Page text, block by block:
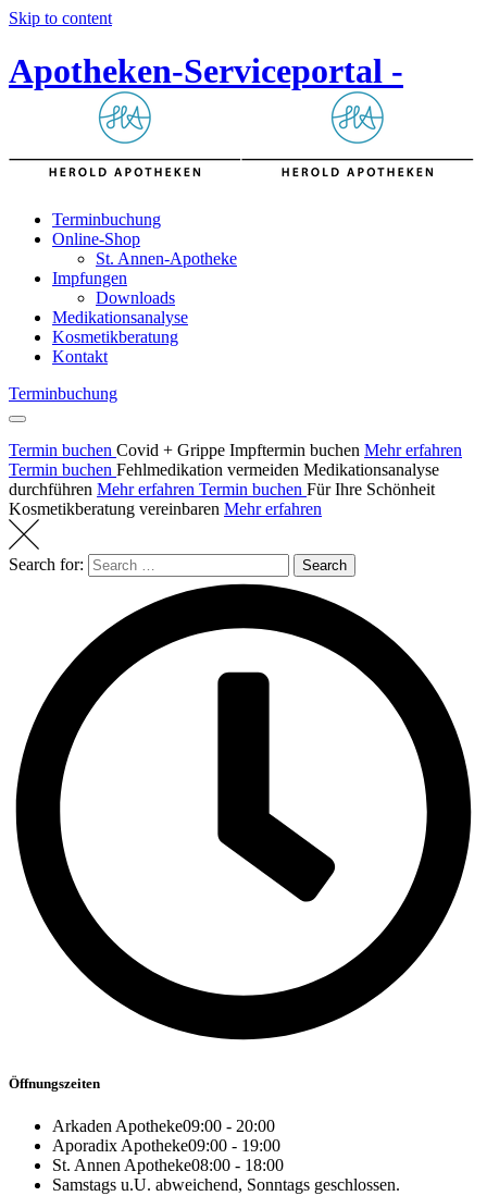
Skip to content
Apotheken-Serviceportal -
Terminbuchung
Online-Shop
St. Annen-Apotheke
Impfungen
Downloads
Medikationsanalyse
Kosmetikberatung
Kontakt
Terminbuchung
Termin buchen Covid + Grippe Impftermin buchen Mehr erfahren
Termin buchen Fehlmedikation vermeiden Medikationsanalyse
durchführen Mehr erfahren Termin buchen Für Ihre Schönheit
Kosmetikberatung vereinbaren Mehr erfahren
Search for: Search
Öffnungszeiten
Arkaden Apotheke09:00 - 20:00
Aporadix Apotheke09:00 - 19:00
St. Annen Apotheke08:00 - 18:00
Samstags u.U. abweichend, Sonntags geschlossen.